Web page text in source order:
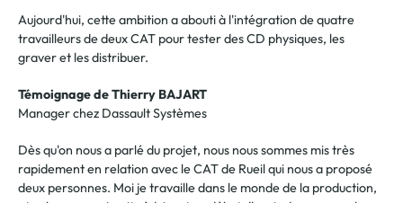
Aujourd'hui, cette ambition a abouti à l'intégration de quatre
travailleurs de deux CAT pour tester des CD physiques, les
graver et les distribuer.
Témoignage de Thierry BAJART
Manager chez Dassault Systèmes
Dès qu'on nous a parlé du projet, nous nous sommes mis très
rapidement en relation avec le CAT de Rueil qui nous a proposé
deux personnes. Moi je travaille dans le monde de la production,